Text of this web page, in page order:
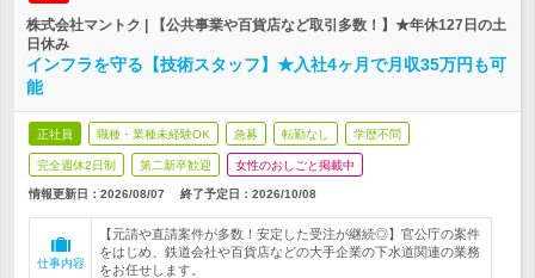
株式会社マントク | 【公共事業や百貨店など取引多数！】★年休127日の土
日休み
インフラを守る【技術スタッフ】★入社4ヶ月で月収35万円も可
能
正社員 職種・業種未経験OK 急募 転勤なし 学歴不問
完全週休2日制 第二新卒歓迎 女性のおしごと掲載中
情報更新日：2026/08/07 終了予定日： 2026/10/08
仕事内容
【元請や直請案件が多数！安定した受注が継続◎】官公庁の案件
をはじめ、鉄道会社や百貨店などの大手企業の下水道関連の業務
をお任せします。